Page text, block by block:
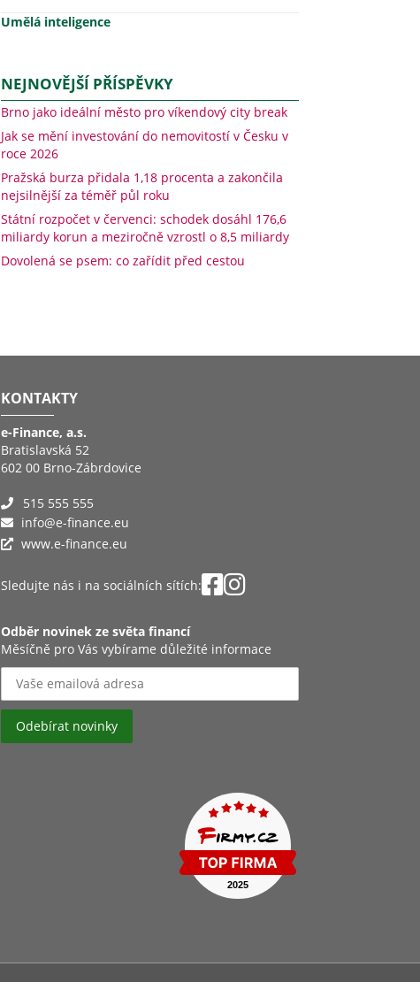
Umělá inteligence
NEJNOVĚJŠÍ PŘÍSPĚVKY
Brno jako ideální město pro víkendový city break
Jak se mění investování do nemovitostí v Česku v
roce 2026
Pražská burza přidala 1,18 procenta a zakončila
nejsilnější za téměř půl roku
Státní rozpočet v červenci: schodek dosáhl 176,6
miliardy korun a meziročně vzrostl o 8,5 miliardy
Dovolená se psem: co zařídit před cestou
KONTAKTY
e-Finance, a.s.
Bratislavská 52
602 00 Brno-Zábrdovice
515 555 555
info@e-finance.eu
www.e-finance.eu
Sledujte nás i na sociálních sítích:
Odběr novinek ze světa financí
Měsíčně pro Vás vybírame důležité informace